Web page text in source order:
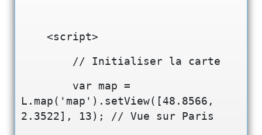
<script>
// Initialiser la carte
var map =
L.map('map').setView([48.8566,
2.3522], 13); // Vue sur Paris